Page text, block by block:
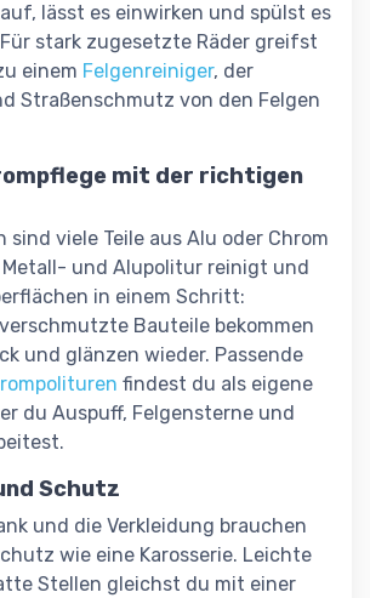
lässt es einwirken und spülst es
Für stark zugesetzte Räder greifst
einem Felgenreiniger, der
Straßenschmutz von den Felgen
mit der richtigen
sind viele Teile aus Alu oder Chrom
und Alupolitur reinigt und
in einem Schritt:
Bauteile bekommen
und glänzen wieder. Passende
findest du als eigene
du Auspuff, Felgensterne und
Schutz
und die Verkleidung brauchen
wie eine Karosserie. Leichte
Stellen gleichst du mit einer